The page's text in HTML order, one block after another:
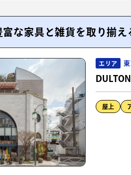
な家具と雑貨を取り揃
エリア 東
屋上